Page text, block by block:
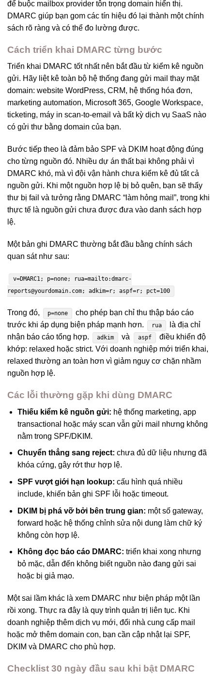
để buộc mailbox provider tôn trọng domain hiển thị.
DMARC giúp bạn gom các tín hiệu đó lại thành một chính
sách rõ ràng và có thể đo lường được.
Cách triển khai DMARC từng bước
Triển khai DMARC tốt nhất nên bắt đầu từ kiểm kê nguồn
gửi. Hãy liệt kê toàn bộ hệ thống đang gửi mail thay mặt
domain: website WordPress, CRM, hệ thống hóa đơn,
marketing automation, Microsoft 365, Google Workspace,
ticketing, máy in scan-to-email và bất kỳ dịch vụ SaaS nào
có gửi thư bằng domain của bạn.
Bước tiếp theo là đảm bảo SPF và DKIM hoạt động đúng
cho từng nguồn đó. Nhiều dự án thất bại không phải vì
DMARC khó, mà vì đội vận hành chưa kiểm kê đủ tất cả
nguồn gửi. Khi một nguồn hợp lệ bị bỏ quên, bạn sẽ thấy
thư bị fail và tưởng rằng DMARC “làm hỏng mail”, trong khi
thực tế là nguồn gửi chưa được đưa vào danh sách hợp
lệ.
Một bản ghi DMARC thường bắt đầu bằng chính sách
quan sát như sau:
v=DMARC1; p=none; rua=mailto:dmarc-
reports@yourdomain.com; adkim=r; aspf=r; pct=100
Trong đó, p=none
cho phép bạn chỉ thu thập báo cáo
trước khi áp dụng biện pháp mạnh hơn.
rua
là địa chỉ
nhận báo cáo tổng hợp.
adkim và aspf
điều khiển độ
khớp: relaxed hoặc strict. Với doanh nghiệp mới triển khai,
relaxed thường an toàn hơn vì giảm nguy cơ chặn nhầm
nguồn hợp lệ.
Các lỗi thường gặp khi dùng DMARC
Thiếu kiểm kê nguồn gửi: hệ thống marketing, app
transactional hoặc máy scan vẫn gửi mail nhưng không
nằm trong SPF/DKIM.
Chuyển thẳng sang reject: chưa đủ dữ liệu nhưng đã
khóa cứng, gây rớt thư hợp lệ.
SPF vượt giới hạn lookup: cấu hình quá nhiều
include, khiến bản ghi SPF lỗi hoặc timeout.
DKIM bị phá vỡ bởi bên trung gian: một số gateway,
forward hoặc hệ thống chỉnh sửa nội dung làm chữ ký
không còn hợp lệ.
Không đọc báo cáo DMARC: triển khai xong nhưng
bỏ mặc, dẫn đến không biết nguồn nào đang gửi sai
hoặc bị giả mạo.
Một sai lầm khác là xem DMARC như biện pháp một lần
rồi xong. Thực ra đây là quy trình quản trị liên tục. Khi
doanh nghiệp thêm dịch vụ mới, đổi nhà cung cấp mail
hoặc mở thêm domain con, bạn cần cập nhật lại SPF,
DKIM và DMARC cho phù hợp.
Checklist 30 ngày đầu sau khi bật DMARC